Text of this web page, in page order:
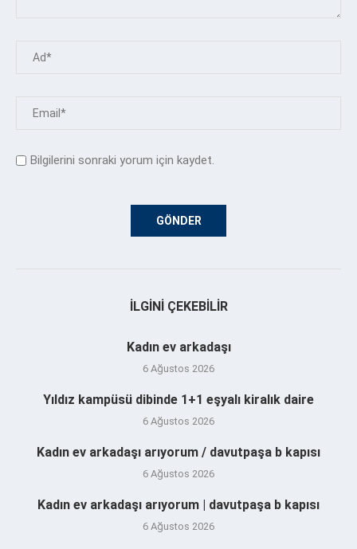
Bilgilerini sonraki yorum için kaydet.
İLGINI ÇEKEBILIR
Kadın ev arkadaşı
6 Ağustos 2026
Yıldız kampüsü dibinde 1+1 eşyalı kiralık daire
6 Ağustos 2026
Kadın ev arkadaşı arıyorum / davutpaşa b kapısı
6 Ağustos 2026
Kadın ev arkadaşı arıyorum | davutpaşa b kapısı
6 Ağustos 2026